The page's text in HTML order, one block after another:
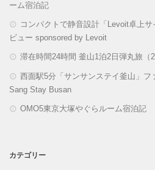
ーム宿泊記
コンパクトで静音設計「Levoit卓上
ビュー sponsored by Levoit
滞在時間24時間 釜山1泊2日弾丸旅（
西面駅5分「サンサンステイ釜山」
Sang Stay Busan
OMO5東京大塚やぐらルーム宿泊記
カテゴリー